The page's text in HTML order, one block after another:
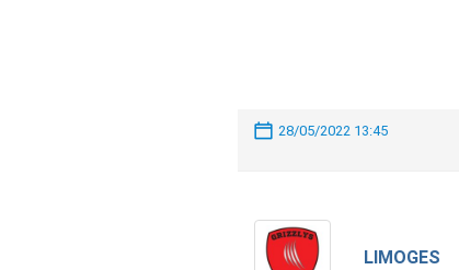
28/05/2022 13:45
LIMOGES